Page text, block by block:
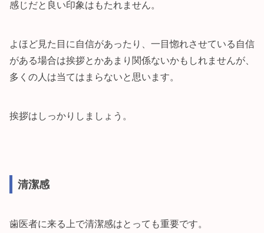
感じだと良い印象はもたれません。
よほど見た目に自信があったり、一目惚れさせている自信
がある場合は挨拶とかあまり関係ないかもしれませんが、
多くの人は当てはまらないと思います。
挨拶はしっかりしましょう。
清潔感
歯医者に来る上で清潔感はとっても重要です。